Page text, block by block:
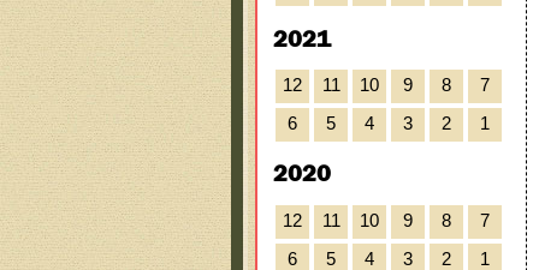
2021
12 11 10 9 8
7
6
5 4 3 2 1
2020
12 11 10 9 8
7
6
5 4 3 2 1